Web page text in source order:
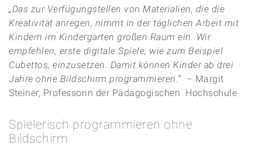
„Das zur Verfügungstellen von Materialien, die die
Kreativität anregen, nimmt in der täglichen Arbeit mit
Kindern im Kindergarten großen Raum ein. Wir
empfehlen, erste digitale Spiele, wie zum Beispiel
Cubettos, einzusetzen. Damit können Kinder ab drei
Jahre ohne Bildschirm programmieren.“ – Margit
Steiner, Professorin der Pädagogischen Hochschule
Spielerisch programmieren ohne
Bildschirm